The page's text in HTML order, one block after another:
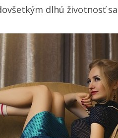
dlhú životnosť